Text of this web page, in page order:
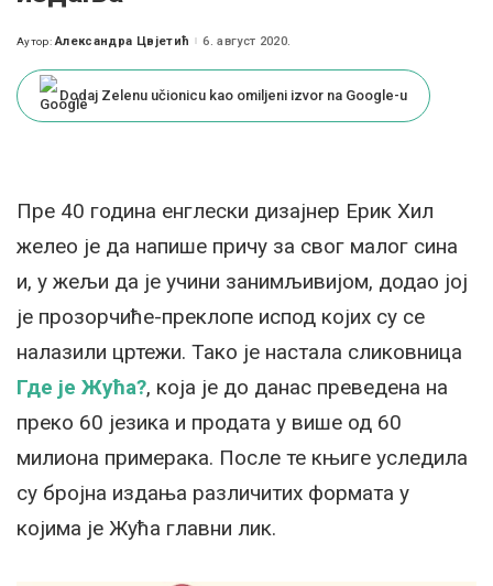
Posted
Аутор: Александра Цвјетић 6. август 2020.
Dodaj Zelenu učionicu kao omiljeni izvor na Google-u
Пре 40 година енглески дизајнер Ерик Хил
желео је да напише причу за свог малог сина
и, у жељи да је учини занимљивијом, додао јој
је прозорчиће-преклопе испод којих су се
налазили цртежи. Тако је настала сликовница
Где је Жућа?, која је до данас преведена на
преко 60 језика и продата у више од 60
милиона примерака. После те књиге уследила
су бројна издања различитих формата у
којима је Жућа главни лик.